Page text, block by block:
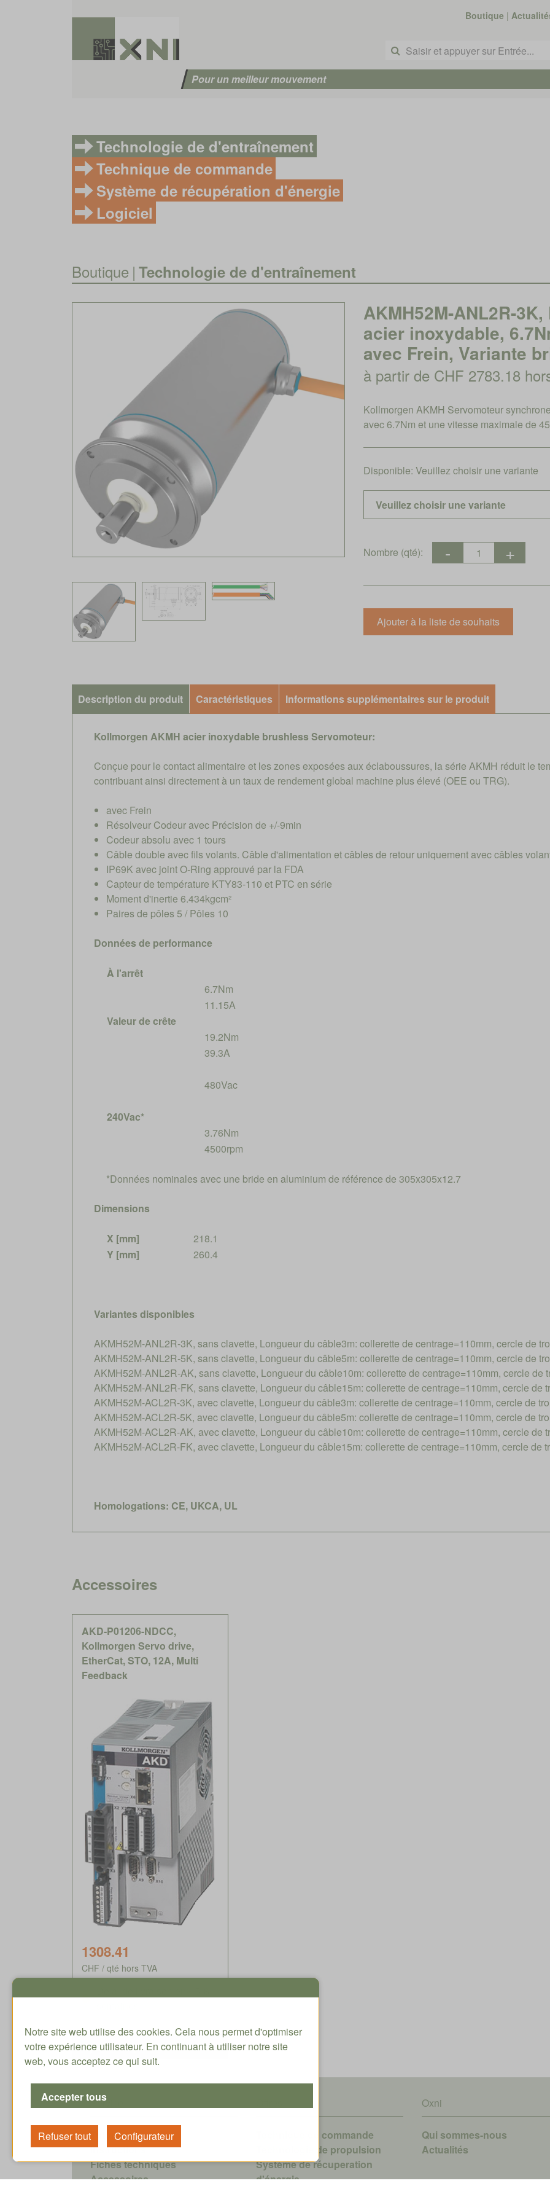
Boutique |
Pour un meilleur mouvement
Technologie de d'entraînement
Technique de commande
Système de récupération d'énergie
Logiciel
Boutique | Technologie de d'entraînement
AKMH52M-ANL2R-
acier inoxydable,
avec Frein, Variante
à partir de CHF 2783.18
Kollmorgen AKMH Servomoteur
avec 6.7Nm et une vitesse maximale de
Disponible: Veuillez choisir une variante
Nombre (qté):
Description du produit Caractéristiques Informations supplémentaires sur le produit
Kollmorgen AKMH acier inoxydable brushless Servomoteur:
Conçue pour le contact alimentaire et les zones exposées aux éclaboussures, la série AKMH réduit le
contribuant ainsi directement à un taux de rendement global machine plus élevé (OEE ou TRG).
avec Frein
Résolveur Codeur avec Précision de +/-9min
Codeur absolu avec 1 tours
Câble double avec fils volants. Câble d'alimentation et câbles de retour uniquement avec câbles
IP69K avec joint O-Ring approuvé par la FDA
Capteur de température KTY83-110 et PTC en série
Moment d'inertie 6.434kgcm²
Paires de pôles 5 / Pôles 10
Données de performance
À l'arrêt
6.7Nm
11.15A
Valeur de crête
19.2Nm
39.3A
480Vac
240Vac*
3.76Nm
4500rpm
*Données nominales avec une bride en aluminium de référence de 305x305x12.7
Dimensions
X [mm]
218.1
Y [mm]
260.4
Variantes disponibles
AKMH52M-ANL2R-3K, sans clavette, Longueur du câble3m: collerette de centrage=110mm, cercle de
AKMH52M-ANL2R-5K, sans clavette, Longueur du câble5m: collerette de centrage=110mm, cercle de
AKMH52M-ANL2R-AK, sans clavette, Longueur du câble10m: collerette de centrage=110mm, cercle de
AKMH52M-ANL2R-FK, sans clavette, Longueur du câble15m: collerette de centrage=110mm, cercle de
AKMH52M-ACL2R-3K, avec clavette, Longueur du câble3m: collerette de centrage=110mm, cercle de
AKMH52M-ACL2R-5K, avec clavette, Longueur du câble5m: collerette de centrage=110mm, cercle de
AKMH52M-ACL2R-AK, avec clavette, Longueur du câble10m: collerette de centrage=110mm, cercle de
AKMH52M-ACL2R-FK, avec clavette, Longueur du câble15m: collerette de centrage=110mm, cercle de
Homologations: CE, UKCA, UL
Accessoires
AKD-P01206-NDCC,
Kollmorgen Servo drive,
EtherCat, STO, 12A, Multi
Feedback
1308.41
CHF / qté hors TVA
Service
Tutoriaux
Instructions
Fiches techniques
Accessoires
Technique de commande
Technologie de propulsion
Système de récuperation
d'énergie
Oxni
Qui sommes-nous
Actualités
Notre site web utilise des cookies. Cela nous permet d'optimiser
votre expérience utilisateur. En continuant à utiliser notre site
web, vous acceptez ce qui suit.